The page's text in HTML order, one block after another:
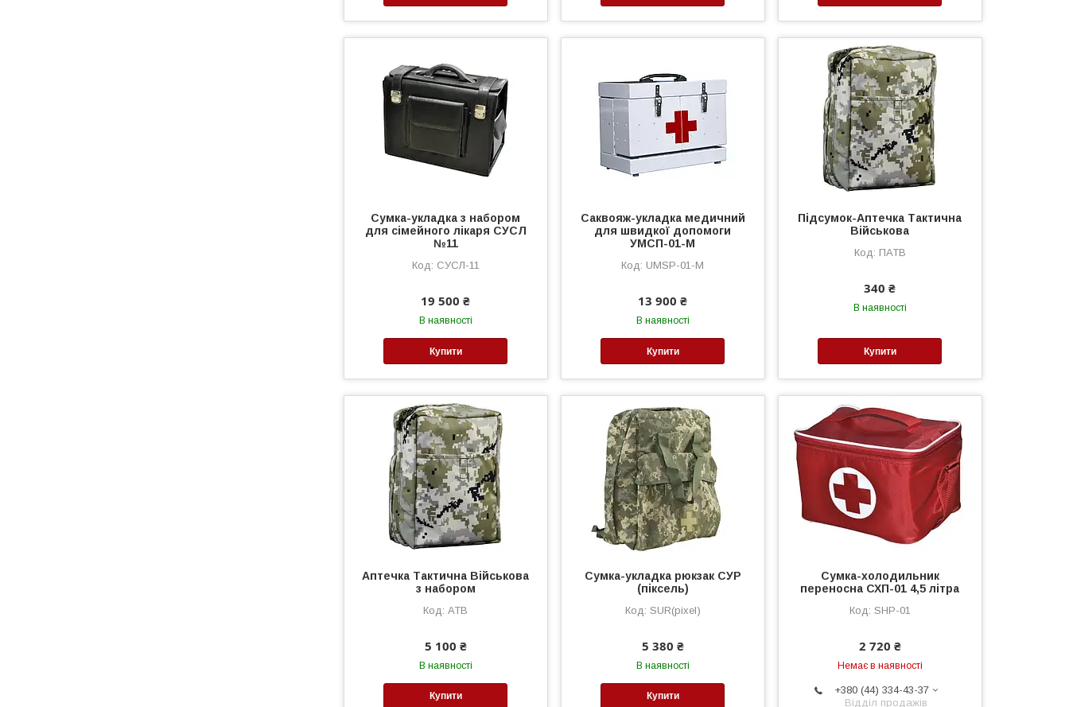
Сумка-укладка з набором
для сімейного лікаря СУСЛ
№11
СУСЛ-11
19 500 ₴
В наявності
Купити
Саквояж-укладка медичний
для швидкої допомоги
УМСП-01-М
UMSP-01-M
13 900 ₴
В наявності
Купити
Підсумок-Аптечка Тактична
Військова
ПАТВ
340 ₴
В наявності
Купити
Аптечка Тактична Військова
з набором
АТВ
5 100 ₴
В наявності
Купити
Сумка-укладка рюкзак СУР
(піксель)
SUR(pixel)
5 380 ₴
В наявності
Купити
Сумка-холодильник
переносна СХП-01 4,5 літра
SHP-01
2 720 ₴
Немає в наявності
+380 (44) 334-43-37
Відділ продажів